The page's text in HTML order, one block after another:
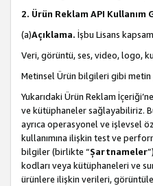
2. Ürün Reklam API
(a)Açıklama. İşbu Lisans
Veri, görüntü, ses, video, logo,
Metinsel Ürün bilgileri gibi
Yukarıdaki Ürün Reklam
ve kütüphaneler sağlayabiliriz.
ayrıca operasyonel ve işlevsel
kullanımına ilişkin test ve
bilgiler (birlikte “Şartnameler
kodları veya kütüphaneleri ve
ürünlere ilişkin verileri,